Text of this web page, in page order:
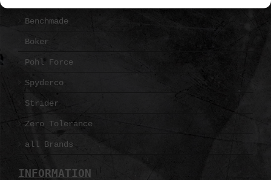
Benchmade
Boker
Pohl Force
Spyderco
Strider
Zero Tolerance
all Brands
INFORMATION